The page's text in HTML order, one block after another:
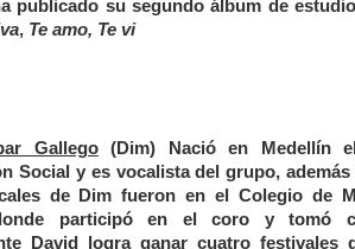
publicado su segundo álbum de
, Te amo, Te vi
Gallego(Dim) Nació en Medellín
Social y es vocalista del grupo,
de Dim fueron en el Colegio de
participó en el coro y tomó
David logra ganar cuatro